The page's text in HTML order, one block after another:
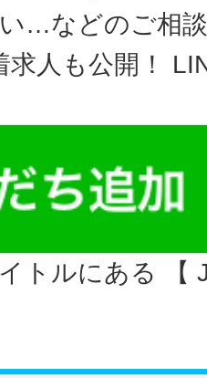
…などのご相
求人も公開！
トルにある 【